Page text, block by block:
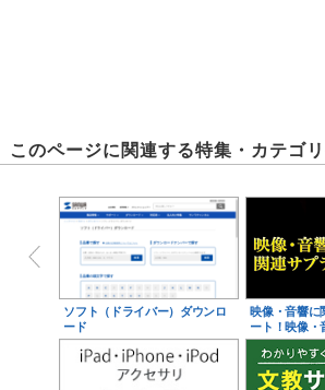
このページに関連する特集・カテゴ
ソフト（ドライバー）ダウンロ
ード
映像・音響に
ート！映像